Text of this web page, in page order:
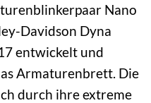
Nano
Davidson Dyna
entwickelt und
Armaturenbrett. Die
durch ihre extreme